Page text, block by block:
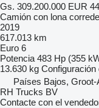
Gs. 309.200.000 EUR
Camión con lona
2019
617.013 km
Euro 6
Potencia 483 Hp (355
13.630 kg Configuración
Países Bajos,
RH Trucks BV
Contacte con el